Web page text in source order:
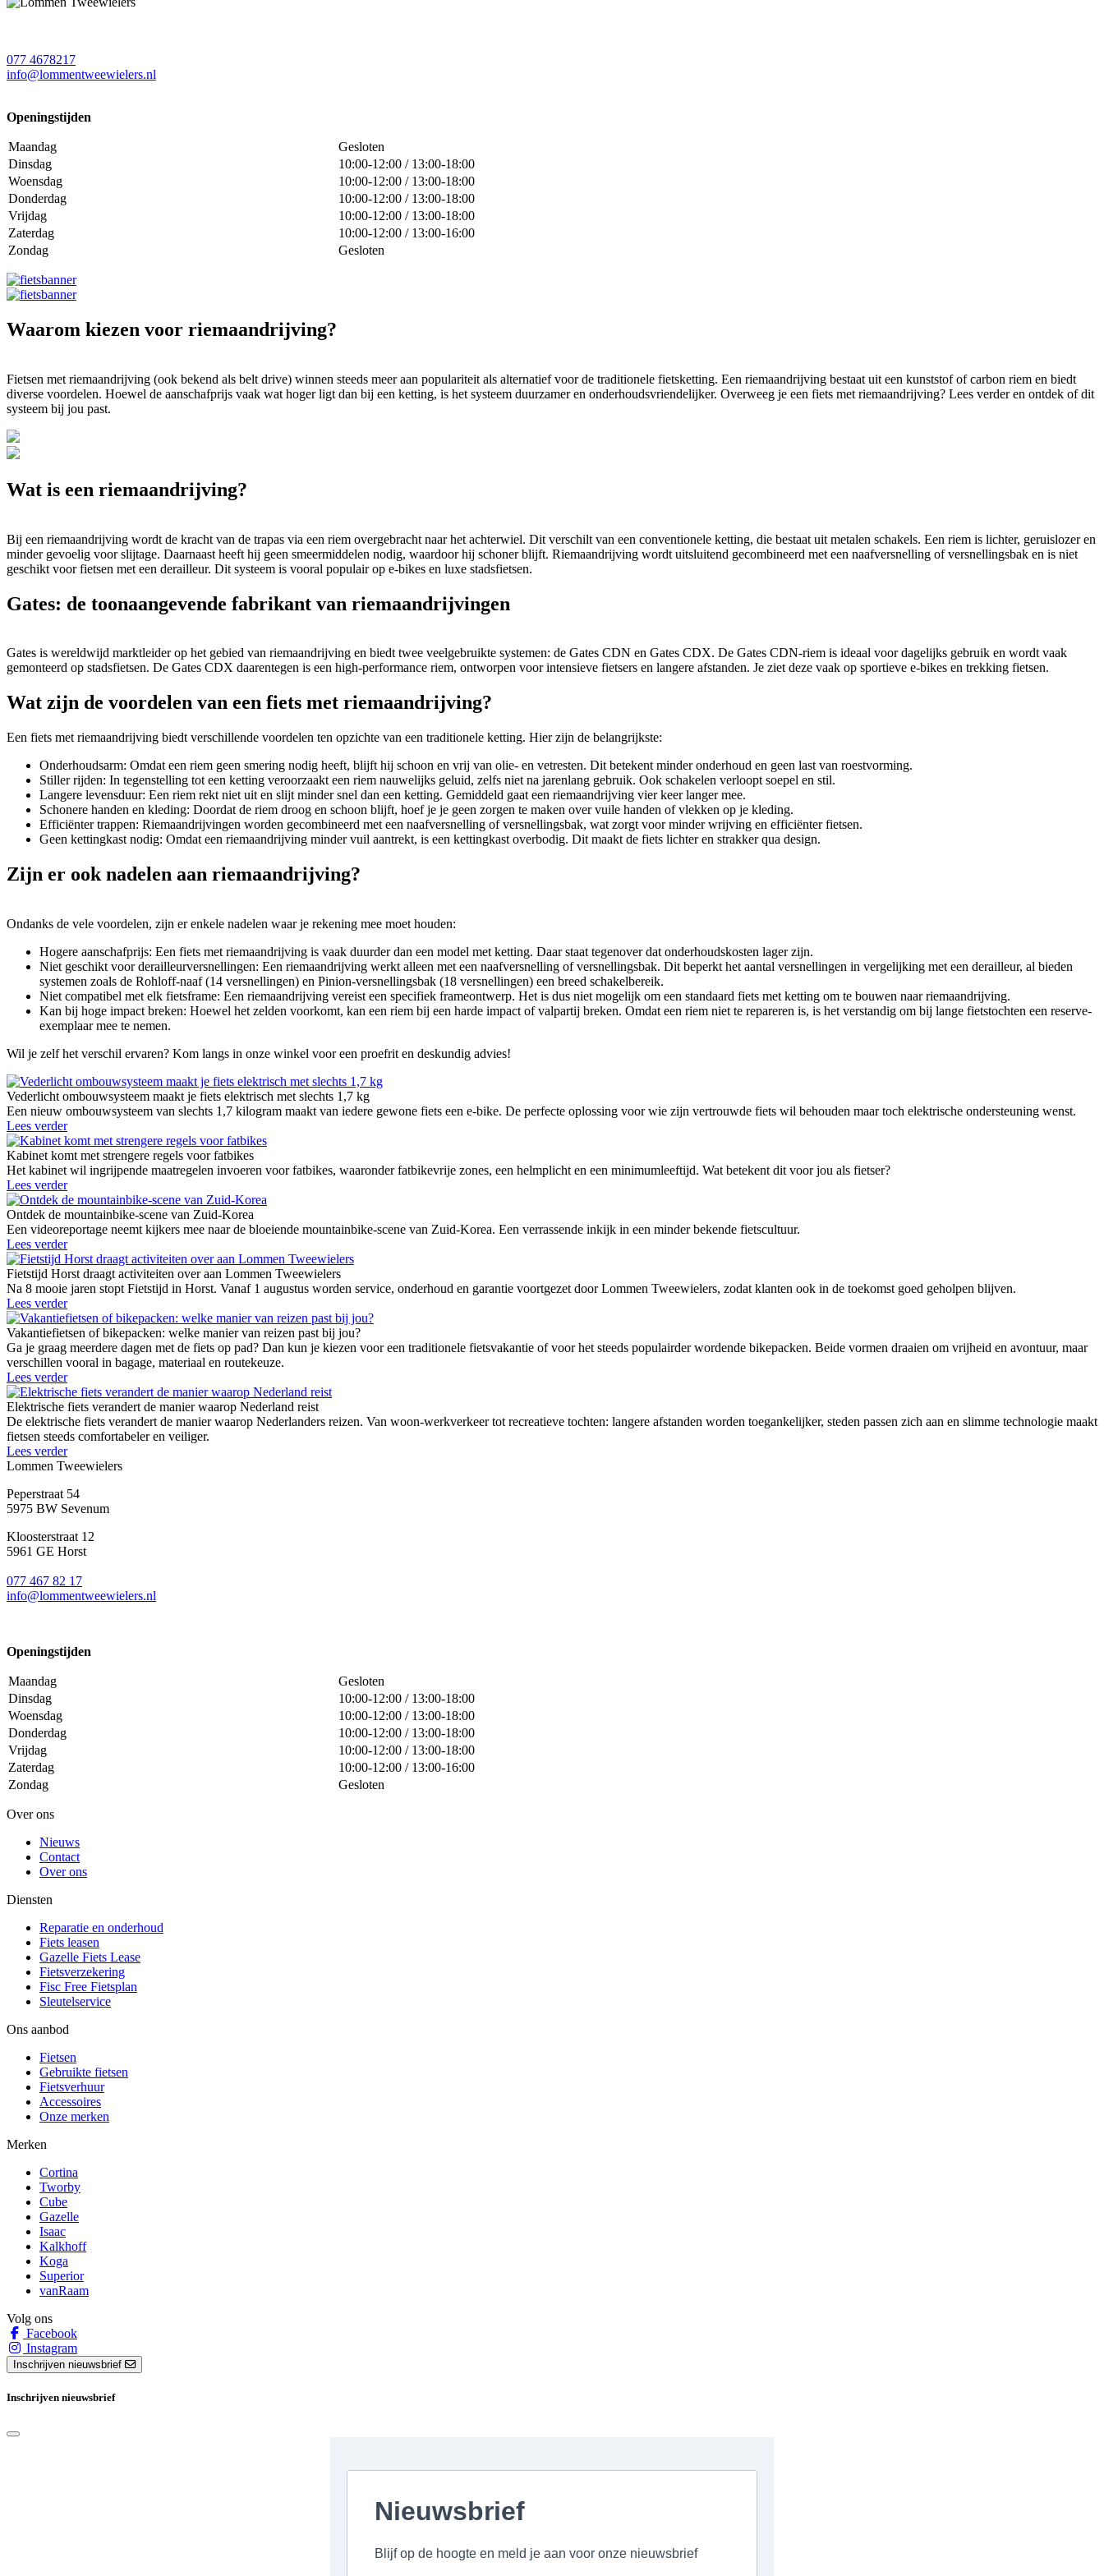
077 4678217
info@lommentweewielers.nl
Openingstijden
Maandag
Gesloten
Dinsdag
10:00-12:00 / 13:00-18:00
Woensdag
10:00-12:00 / 13:00-18:00
Donderdag
10:00-12:00 / 13:00-18:00
Vrijdag
10:00-12:00 / 13:00-18:00
Zaterdag
10:00-12:00 / 13:00-16:00
Zondag
Gesloten
Waarom kiezen voor riemaandrijving?
Fietsen met riemaandrijving (ook bekend als belt drive) winnen steeds meer aan populariteit als alternatief voor de traditionele fietsketting. Een riemaandrijving bestaat uit een kunststof of carbon riem en biedt
diverse voordelen. Hoewel de aanschafprijs vaak wat hoger ligt dan bij een ketting, is het systeem duurzamer en onderhoudsvriendelijker. Overweeg je een fiets met riemaandrijving? Lees verder en ontdek of dit
systeem bij jou past.
Wat is een riemaandrijving?
Bij een riemaandrijving wordt de kracht van de trapas via een riem overgebracht naar het achterwiel. Dit verschilt van een conventionele ketting, die bestaat uit metalen schakels. Een riem is lichter, geruislozer en
minder gevoelig voor slijtage. Daarnaast heeft hij geen smeermiddelen nodig, waardoor hij schoner blijft. Riemaandrijving wordt uitsluitend gecombineerd met een naafversnelling of versnellingsbak en is niet
geschikt voor fietsen met een derailleur. Dit systeem is vooral populair op e-bikes en luxe stadsfietsen.
Gates: de toonaangevende fabrikant van riemaandrijvingen
Gates is wereldwijd marktleider op het gebied van riemaandrijving en biedt twee veelgebruikte systemen: de Gates CDN en Gates CDX. De Gates CDN-riem is ideaal voor dagelijks gebruik en wordt vaak
gemonteerd op stadsfietsen. De Gates CDX daarentegen is een high-performance riem, ontworpen voor intensieve fietsers en langere afstanden. Je ziet deze vaak op sportieve e-bikes en trekking fietsen.
Wat zijn de voordelen van een fiets met riemaandrijving?
Een fiets met riemaandrijving biedt verschillende voordelen ten opzichte van een traditionele ketting. Hier zijn de belangrijkste:
Onderhoudsarm: Omdat een riem geen smering nodig heeft, blijft hij schoon en vrij van olie- en vetresten. Dit betekent minder onderhoud en geen last van roestvorming.
Stiller rijden: In tegenstelling tot een ketting veroorzaakt een riem nauwelijks geluid, zelfs niet na jarenlang gebruik. Ook schakelen verloopt soepel en stil.
Langere levensduur: Een riem rekt niet uit en slijt minder snel dan een ketting. Gemiddeld gaat een riemaandrijving vier keer langer mee.
Schonere handen en kleding: Doordat de riem droog en schoon blijft, hoef je je geen zorgen te maken over vuile handen of vlekken op je kleding.
Efficiënter trappen: Riemaandrijvingen worden gecombineerd met een naafversnelling of versnellingsbak, wat zorgt voor minder wrijving en efficiënter fietsen.
Geen kettingkast nodig: Omdat een riemaandrijving minder vuil aantrekt, is een kettingkast overbodig. Dit maakt de fiets lichter en strakker qua design.
Zijn er ook nadelen aan riemaandrijving?
Ondanks de vele voordelen, zijn er enkele nadelen waar je rekening mee moet houden:
Hogere aanschafprijs: Een fiets met riemaandrijving is vaak duurder dan een model met ketting. Daar staat tegenover dat onderhoudskosten lager zijn.
Niet geschikt voor derailleurversnellingen: Een riemaandrijving werkt alleen met een naafversnelling of versnellingsbak. Dit beperkt het aantal versnellingen in vergelijking met een derailleur, al bieden
systemen zoals de Rohloff-naaf (14 versnellingen) en Pinion-versnellingsbak (18 versnellingen) een breed schakelbereik.
Niet compatibel met elk fietsframe: Een riemaandrijving vereist een specifiek frameontwerp. Het is dus niet mogelijk om een standaard fiets met ketting om te bouwen naar riemaandrijving.
Kan bij hoge impact breken: Hoewel het zelden voorkomt, kan een riem bij een harde impact of valpartij breken. Omdat een riem niet te repareren is, is het verstandig om bij lange fietstochten een reserve-
exemplaar mee te nemen.
Wil je zelf het verschil ervaren? Kom langs in onze winkel voor een proefrit en deskundig advies!
Vederlicht ombouwsysteem maakt je fiets elektrisch met slechts 1,7 kg
Een nieuw ombouwsysteem van slechts 1,7 kilogram maakt van iedere gewone fiets een e-bike. De perfecte oplossing voor wie zijn vertrouwde fiets wil behouden maar toch elektrische ondersteuning wenst.
Lees verder
Kabinet komt met strengere regels voor fatbikes
Het kabinet wil ingrijpende maatregelen invoeren voor fatbikes, waaronder fatbikevrije zones, een helmplicht en een minimumleeftijd. Wat betekent dit voor jou als fietser?
Lees verder
Ontdek de mountainbike-scene van Zuid-Korea
Een videoreportage neemt kijkers mee naar de bloeiende mountainbike-scene van Zuid-Korea. Een verrassende inkijk in een minder bekende fietscultuur.
Lees verder
Fietstijd Horst draagt activiteiten over aan Lommen Tweewielers
Na 8 mooie jaren stopt Fietstijd in Horst. Vanaf 1 augustus worden service, onderhoud en garantie voortgezet door Lommen Tweewielers, zodat klanten ook in de toekomst goed geholpen blijven.
Lees verder
Vakantiefietsen of bikepacken: welke manier van reizen past bij jou?
Ga je graag meerdere dagen met de fiets op pad? Dan kun je kiezen voor een traditionele fietsvakantie of voor het steeds populairder wordende bikepacken. Beide vormen draaien om vrijheid en avontuur, maar
verschillen vooral in bagage, materiaal en routekeuze.
Lees verder
Elektrische fiets verandert de manier waarop Nederland reist
De elektrische fiets verandert de manier waarop Nederlanders reizen. Van woon-werkverkeer tot recreatieve tochten: langere afstanden worden toegankelijker, steden passen zich aan en slimme technologie maakt
fietsen steeds comfortabeler en veiliger.
Lees verder
Lommen Tweewielers
Peperstraat 54
5975 BW Sevenum
Kloosterstraat 12
5961 GE Horst
077 467 82 17
info@lommentweewielers.nl
Openingstijden
Maandag
Gesloten
Dinsdag
10:00-12:00 / 13:00-18:00
Woensdag
10:00-12:00 / 13:00-18:00
Donderdag
10:00-12:00 / 13:00-18:00
Vrijdag
10:00-12:00 / 13:00-18:00
Zaterdag
10:00-12:00 / 13:00-16:00
Zondag
Gesloten
Over ons
Nieuws
Contact
Over ons
Diensten
Reparatie en onderhoud
Fiets leasen
Gazelle Fiets Lease
Fietsverzekering
Fisc Free Fietsplan
Sleutelservice
Ons aanbod
Fietsen
Gebruikte fietsen
Fietsverhuur
Accessoires
Onze merken
Merken
Cortina
Tworby
Cube
Gazelle
Isaac
Kalkhoff
Koga
Superior
vanRaam
Volg ons
Facebook
Instagram
Inschrijven nieuwsbrief
Inschrijven nieuwsbrief